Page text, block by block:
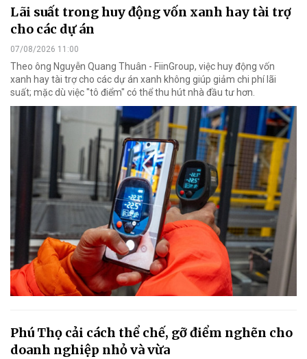
Lãi suất trong huy động vốn xanh hay tài trợ
cho các dự án
07/08/2026 11:00
Theo ông Nguyễn Quang Thuân - FiinGroup, việc huy động vốn
xanh hay tài trợ cho các dự án xanh không giúp giảm chi phí lãi
suất; mặc dù việc "tô điểm" có thể thu hút nhà đầu tư hơn.
Phú Thọ cải cách thể chế, gỡ điểm nghẽn cho
doanh nghiệp nhỏ và vừa